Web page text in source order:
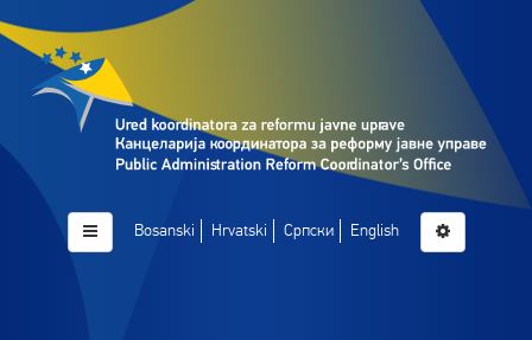
Bosanski Hrvatski Српски English